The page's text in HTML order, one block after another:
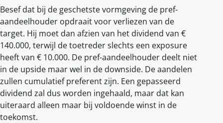
Besef dat bij de geschetste vormgeving de pref-
aandeelhouder opdraait voor verliezen van de
target. Hij moet dan afzien van het dividend van €
140.000, terwijl de toetreder slechts een exposure
heeft van € 10.000. De pref-aandeelhouder deelt niet
in de upside maar wel in de downside. De aandelen
zullen cumulatief preferent zijn. Een gepasseerd
dividend zal dus worden ingehaald, maar dat kan
uiteraard alleen maar bij voldoende winst in de
toekomst.